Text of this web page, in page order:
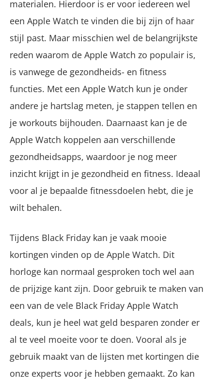
materialen. Hierdoor is er voor iedereen wel
een Apple Watch te vinden die bij zijn of haar
stijl past. Maar misschien wel de belangrijkste
reden waarom de Apple Watch zo populair is,
is vanwege de gezondheids- en fitness
functies. Met een Apple Watch kun je onder
andere je hartslag meten, je stappen tellen en
je workouts bijhouden. Daarnaast kan je de
Apple Watch koppelen aan verschillende
gezondheidsapps, waardoor je nog meer
inzicht krijgt in je gezondheid en fitness. Ideaal
voor al je bepaalde fitnessdoelen hebt, die je
wilt behalen.
Tijdens Black Friday kan je vaak mooie
kortingen vinden op de Apple Watch. Dit
horloge kan normaal gesproken toch wel aan
de prijzige kant zijn. Door gebruik te maken van
een van de vele Black Friday Apple Watch
deals, kun je heel wat geld besparen zonder er
al te veel moeite voor te doen. Vooral als je
gebruik maakt van de lijsten met kortingen die
onze experts voor je hebben gemaakt. Zo kan